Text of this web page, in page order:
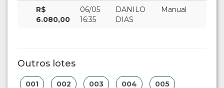
R$
6.080,00
06/05
16:35
DANILO
DIAS
Manual
Outros lotes
001 002 003 004 005